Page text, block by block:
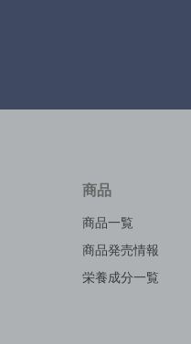
商品
商品一覧
商品発売情報
栄養成分一覧